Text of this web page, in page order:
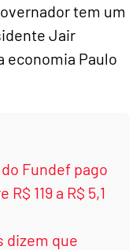
tem um
Jair
economia Paulo
Fundef pago
119 a R$ 5,1
dizem que